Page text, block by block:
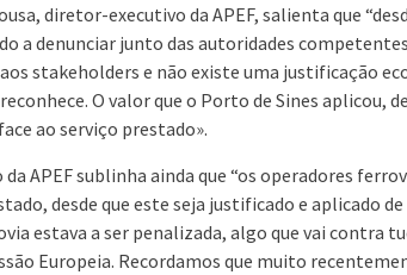
diretor-executivo da APEF, salienta que
a denunciar junto das autoridades
stakeholders e não existe uma justificação
O valor que o Porto de Sines aplicou,
ao serviço prestado».
APEF sublinha ainda que “os operadores
desde que este seja justificado e aplicado
estava a ser penalizada, algo que vai contra
Europeia. Recordamos que muito